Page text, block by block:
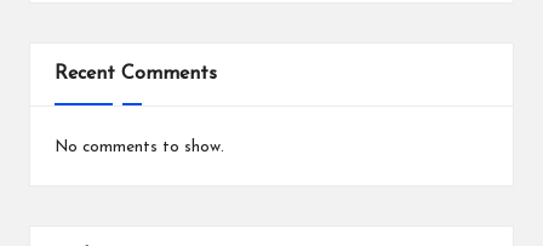
Recent Comments
No comments to show.